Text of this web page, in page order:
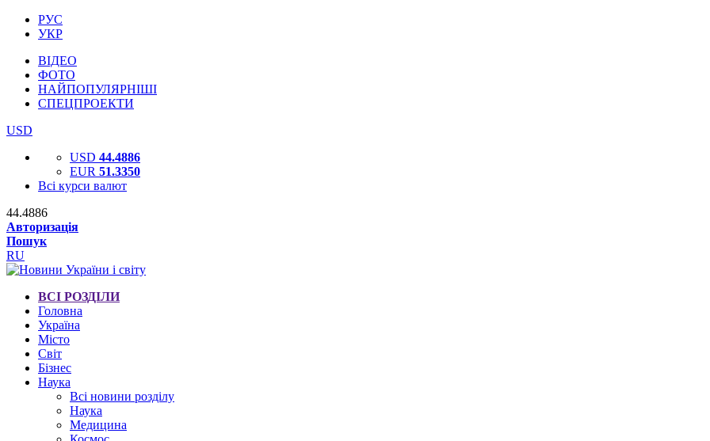
РУС
УКР
ВІДЕО
ФОТО
НАЙПОПУЛЯРНІШІ
СПЕЦПРОЕКТИ
USD
USD 44.4886
EUR 51.3350
Всі курси валют
44.4886
Авторизація
Пошук
RU
ВСІ РОЗДІЛИ
Головна
Україна
Місто
Світ
Бізнес
Наука
Всі новини розділу
Наука
Медицина